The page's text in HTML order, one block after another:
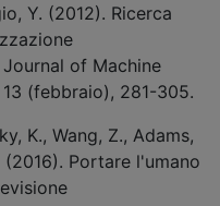
Y. (2012). Ricerca
of Machine
(febbraio), 281-305.
K., Wang, Z., Adams,
(2016). Portare l'umano